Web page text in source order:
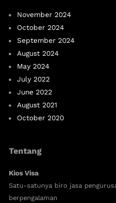
November 2024
October 2024
September 2024
August 2024
May 2024
July 2022
June 2022
August 2021
October 2020
Tentang
Kios Visa
Satu-satunya biro jasa
berpengalaman